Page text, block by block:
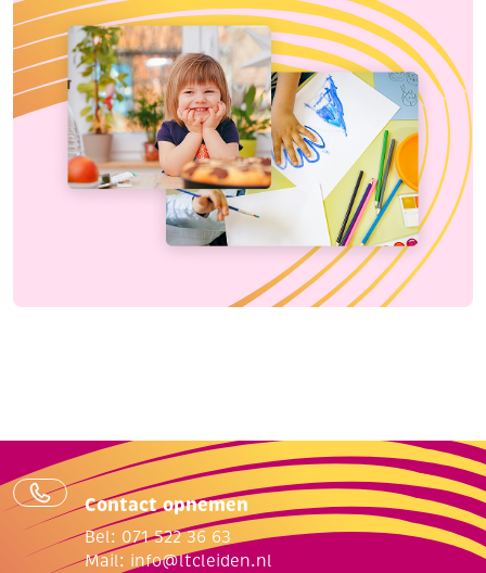
Contact opnemen
Bel: 071 522 36 63
Mail: info@ltcleiden.nl